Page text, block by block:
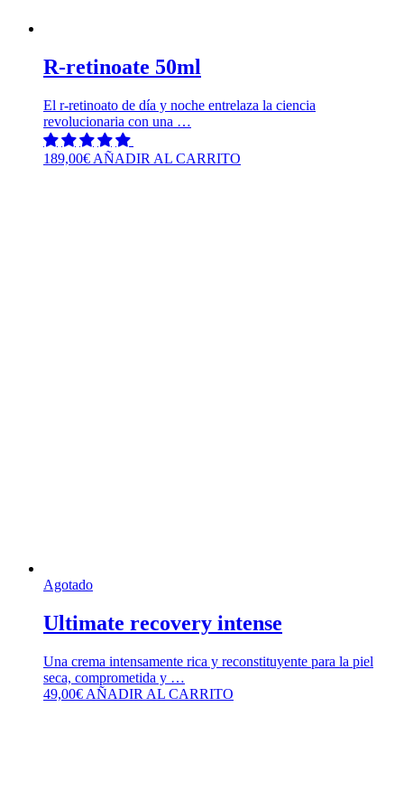
R-retinoate 50ml
El r-retinoato de día y noche entrelaza la ciencia
revolucionaria con una …
189,00€ AÑADIR AL CARRITO
Agotado
Ultimate recovery intense
Una crema intensamente rica y reconstituyente para la piel
seca, comprometida y …
49,00€ AÑADIR AL CARRITO